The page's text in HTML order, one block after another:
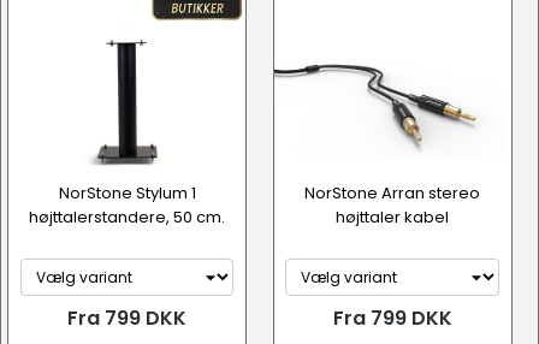
NorStone Stylum 1
højttalerstandere, 50 cm.
Fra 799 DKK
NorStone Arran stereo
højttaler kabel
Fra 799 DKK